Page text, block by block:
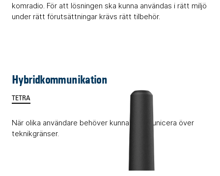
komradio. För att lösningen ska kunna användas i rätt miljö
under rätt förutsättningar krävs rätt tilbehör.
Hybridkommunikation
TETRA
När olika användare behöver kunna kommunicera över
teknikgränser.